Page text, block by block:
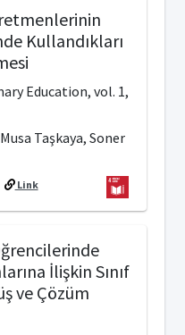
Kullandıkları
Education, vol. 1,
Taşkaya, Soner
Link
İlişkin Sınıf
ve Çözüm